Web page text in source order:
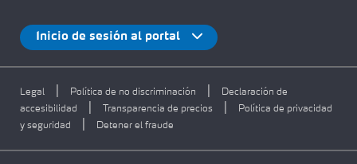
Inicio de sesión al portal
Legal Política de no discriminación
Declaración de
accesibilidad
Transparencia de precios
Política de privacidad
y seguridad
Detener el fraude